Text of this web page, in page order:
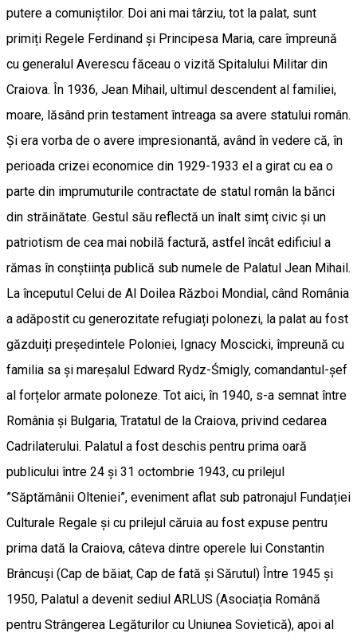
putere a comuniștilor. Doi ani mai târziu, tot la palat, sunt
primiți Regele Ferdinand și Principesa Maria, care împreună
cu generalul Averescu făceau o vizită Spitalului Militar din
Craiova. În 1936, Jean Mihail, ultimul descendent al familiei,
moare, lăsând prin testament întreaga sa avere statului român.
Și era vorba de o avere impresionantă, având în vedere că, în
perioada crizei economice din 1929-1933 el a girat cu ea o
parte din imprumuturile contractate de statul român la bănci
din străinătate. Gestul său reflectă un înalt simț civic și un
patriotism de cea mai nobilă factură, astfel încât edificiul a
rămas în conștiința publică sub numele de Palatul Jean Mihail.
La începutul Celui de Al Doilea Război Mondial, când România
a adăpostit cu generozitate refugiați polonezi, la palat au fost
găzduiți președintele Poloniei, Ignacy Moscicki, împreună cu
familia sa și mareșalul Edward Rydz-Śmigly, comandantul-șef
al forțelor armate poloneze. Tot aici, în 1940, s-a semnat între
România și Bulgaria, Tratatul de la Craiova, privind cedarea
Cadrilaterului. Palatul a fost deschis pentru prima oară
publicului între 24 și 31 octombrie 1943, cu prilejul
”Săptămânii Olteniei”, eveniment aflat sub patronajul Fundației
Culturale Regale și cu prilejul căruia au fost expuse pentru
prima dată la Craiova, câteva dintre operele lui Constantin
Brâncuși (Cap de băiat, Cap de fată și Sărutul) Între 1945 și
1950, Palatul a devenit sediul ARLUS (Asociația Română
pentru Strângerea Legăturilor cu Uniunea Sovietică), apoi al